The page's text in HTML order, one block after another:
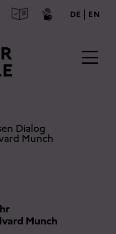
Direkt zum Inhalt
DE deutsch
EN
Dialog
Munch
Munch